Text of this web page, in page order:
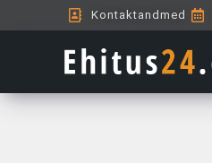
to
Kontaktandmed